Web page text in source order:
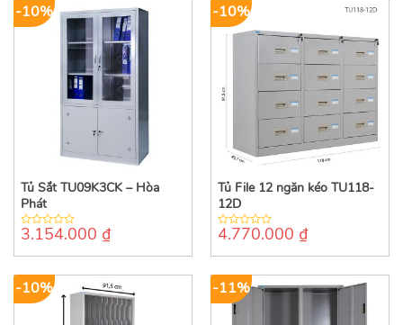
-10%
Tủ Sắt TU09K3CK – Hòa
Phát
0
of
3.154.000 ₫
-10%
Tủ File 12 ngăn kéo TU118-
12D
0
of
4.770.000 ₫
-10% -11%